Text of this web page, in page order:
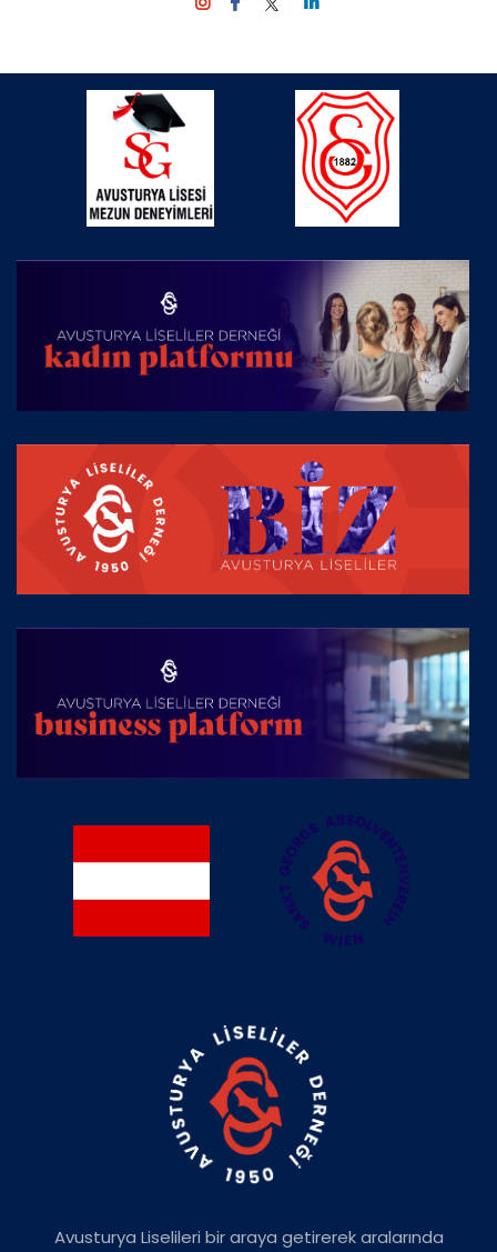
Avusturya Liselileri bir araya getirerek aralarında